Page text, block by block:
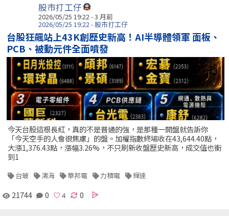
股市打工仔
2026/05/25 19:22 - 3 月前
2026/05/25 19:22 - 股市打工仔
台股狂飆站上43K創歷史新高！AI半導體領軍 面板、
PCB、被動元件全面噴發
今天台股這根長紅，真的不是普通的強，是那種一開盤就告訴你
「今天空手的人會很焦慮」的盤。加權指數終場收在43,644.40點，
大漲1,376.43點，漲幅3.26%，不只刷新收盤歷史新高，成交值也衝
到1
台玻 鴻海 華邦電 力積電 輝達
21744 0 0